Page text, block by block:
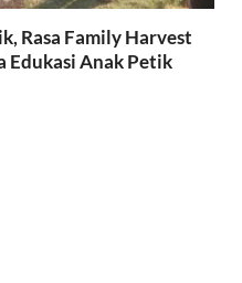
Rasa Family Harvest
Edukasi Anak Petik